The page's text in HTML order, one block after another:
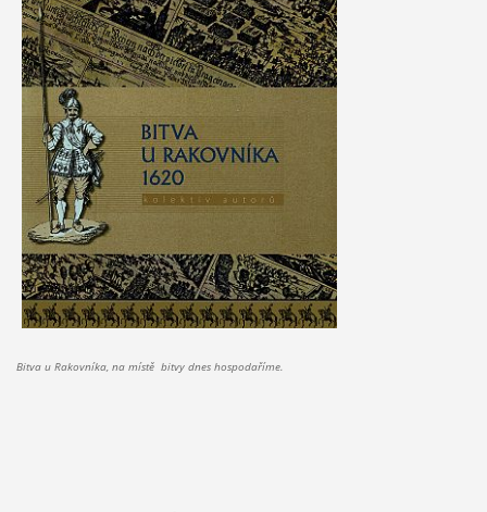
Bitva u Rakovníka, na místě bitvy dnes hospodaříme.